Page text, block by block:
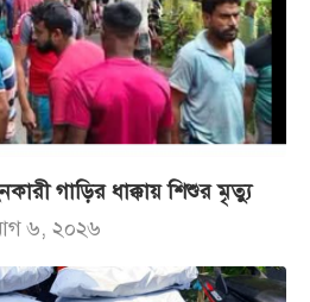
গাড়ির ধাক্কায় শিশুর মৃত্যু
৬, ২০২৬